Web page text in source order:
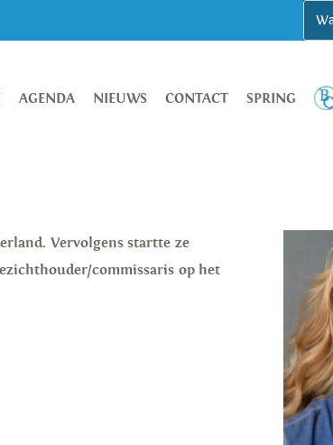
AGENDA NIEUWS CONTACT SPRING
Vervolgens startte ze
commissaris op het